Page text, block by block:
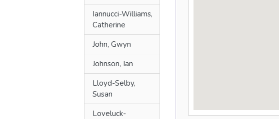
Iannucci-Williams,
Catherine
John, Gwyn
Johnson, Ian
Lloyd-Selby,
Susan
Loveluck-